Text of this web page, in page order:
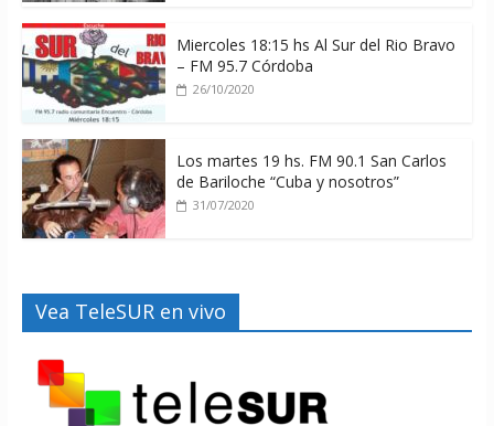
Miercoles 18:15 hs Al Sur del Rio Bravo
– FM 95.7 Córdoba
26/10/2020
Los martes 19 hs. FM 90.1 San Carlos
de Bariloche “Cuba y nosotros”
31/07/2020
Vea TeleSUR en vivo